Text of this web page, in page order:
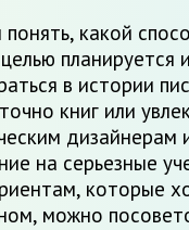
какой
планируется
в истории
книг или
на серьезные
которые
можно